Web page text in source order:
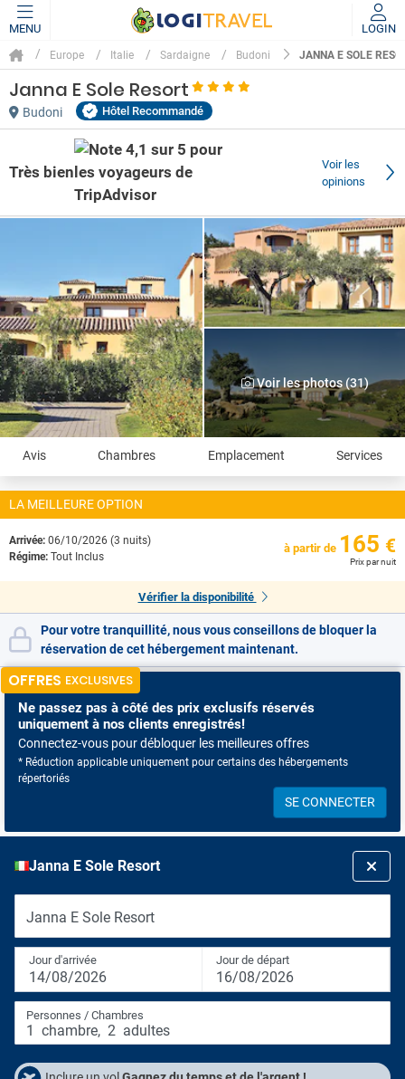
MENU LOGIN
Europe Italie Sardaigne Budoni JANNA E SOLE
Janna E Sole Resort
Budoni Hôtel Recommandé
Très bien
Voir les
opinions
Voir les photos (31)
Avis Chambres Emplacement Services
LA MEILLEURE OPTION
Arrivée: 06/10/2026 (3 nuits)
Régime: Tout Inclus
à partir de 165 €
Prix par nuit
Vérifier la disponibilité
Pour votre tranquillité, nous vous conseillons de bloquer la
réservation de cet hébergement maintenant.
OFFRES EXCLUSIVES
Ne passez pas à côté des prix exclusifs réservés
uniquement à nos clients enregistrés!
Connectez-vous pour débloquer les meilleures offres
* Réduction applicable uniquement pour certains des hébergements
répertoriés
SE CONNECTER
Janna E Sole Resort
Janna E Sole Resort
Jour d'arrivée
14/08/2026
Jour de départ
16/08/2026
Personnes / Chambres
1 chambre, 2 adultes